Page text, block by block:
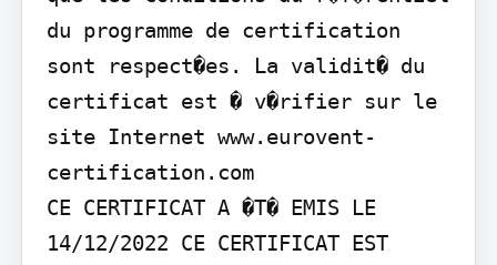
du programme de certification
sont respect�es. La validit� du
certificat est � v�rifier sur le
site Internet www.eurovent-
certification.com
CE CERTIFICAT A �T� EMIS LE
14/12/2022 CE CERTIFICAT EST